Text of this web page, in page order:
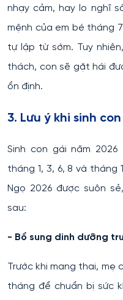
nhạy cảm, hay lo nghĩ
mệnh của em bé tháng
tự lập từ sớm. Tuy
thách, con sẽ gặt hái
ổn định.
3. Lưu ý khi sinh
Sinh con gái năm
tháng 1, 3, 6, 8 và tháng
Ngọ 2026 được suôn
sau:
- Bổ sung dinh dưỡng
Trước khi mang thai, mẹ
tháng để chuẩn bị sức